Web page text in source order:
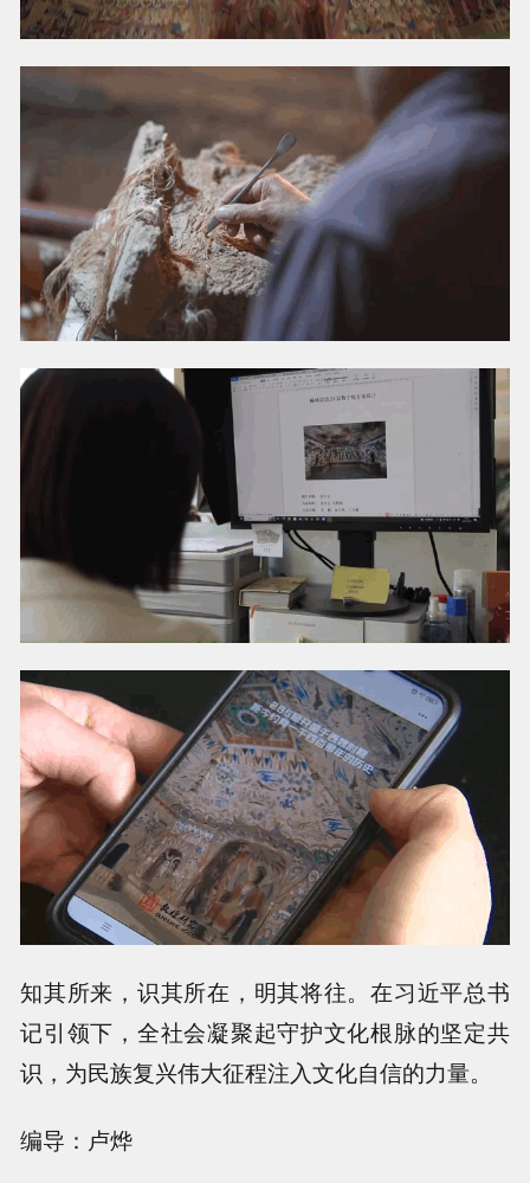
知其所来，识其所在，明其将往。在习近平总书
记引领下，全社会凝聚起守护文化根脉的坚定共
识，为民族复兴伟大征程注入文化自信的力量。
编导：卢烨